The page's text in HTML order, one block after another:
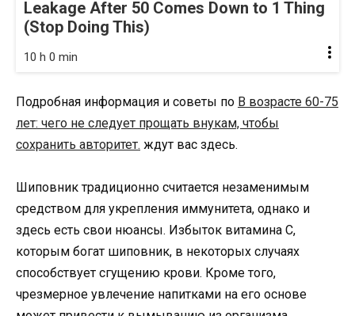
Leakage After 50 Comes Down to 1 Thing
(Stop Doing This)
10 h 0 min
Подробная информация и советы по В возрасте 60-75
лет: чего не следует прощать внукам, чтобы
сохранить авторитет. ждут вас здесь.
Шиповник традиционно считается незаменимым
средством для укрепления иммунитета, однако и
здесь есть свои нюансы. Избыток витамина С,
которым богат шиповник, в некоторых случаях
способствует сгущению крови. Кроме того,
чрезмерное увлечение напитками на его основе